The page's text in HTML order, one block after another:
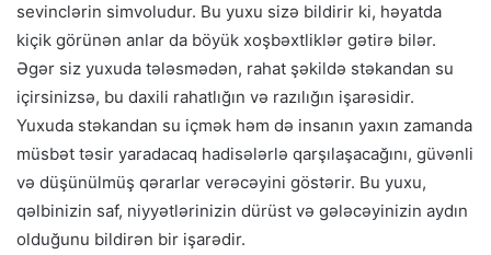
sevinclərin simvoludur. Bu yuxu sizə bildirir ki, həyatda
kiçik görünən anlar da böyük xoşbəxtliklər gətirə bilər.
Əgər siz yuxuda tələsmədən, rahat şəkildə stəkandan su
içirsinizsə, bu daxili rahatlığın və razılığın işarəsidir.
Yuxuda stəkandan su içmək həm də insanın yaxın zamanda
müsbət təsir yaradacaq hadisələrlə qarşılaşacağını, güvənli
və düşünülmüş qərarlar verəcəyini göstərir. Bu yuxu,
qəlbinizin saf, niyyətlərinizin dürüst və gələcəyinizin aydın
olduğunu bildirən bir işarədir.